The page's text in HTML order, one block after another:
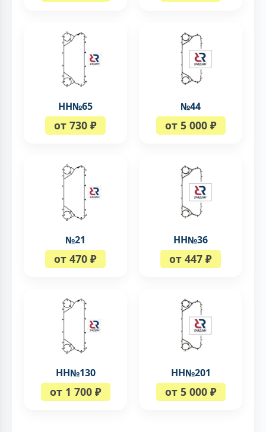
НН№65
от 730 ₽
№44
от 5 000 ₽
№21
от 470 ₽
НН№36
от 447 ₽
НН№130
от 1 700 ₽
НН№201
от 5 000 ₽